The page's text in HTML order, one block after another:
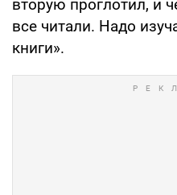
вторую проглотил, и
все читали. Надо
книги».